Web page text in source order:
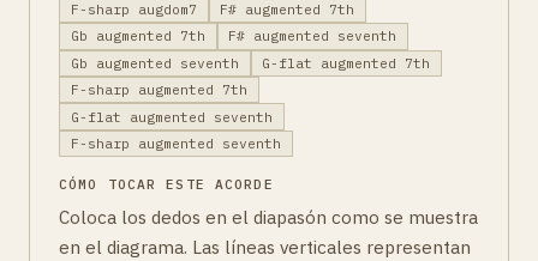
F-sharp augdom7
F# augmented 7th
Gb augmented 7th
F# augmented seventh
Gb augmented seventh
G-flat augmented 7th
F-sharp augmented 7th
G-flat augmented seventh
F-sharp augmented seventh
CÓMO TOCAR ESTE ACORDE
Coloca los dedos en el diapasón como se muestra
en el diagrama. Las líneas verticales representan